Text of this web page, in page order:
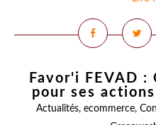
Favor'i FEVAD :
pour ses
Actualités, ecommerce,